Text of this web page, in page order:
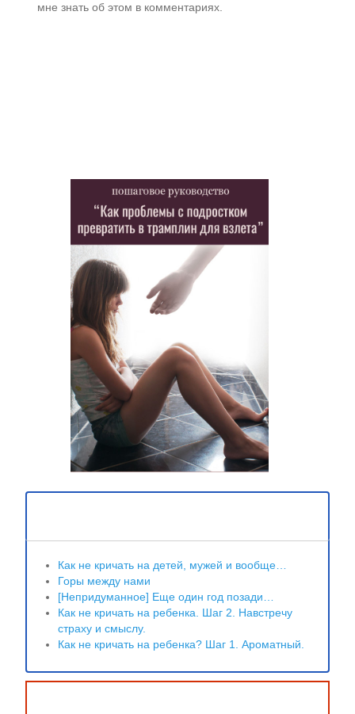
мне знать об этом в комментариях.
Как не кричать на детей, мужей и вообще…
Горы между нами
[Непридуманное] Еще один год позади…
Как не кричать на ребенка. Шаг 2. Навстречу
страху и смыслу.
Как не кричать на ребенка? Шаг 1. Ароматный.